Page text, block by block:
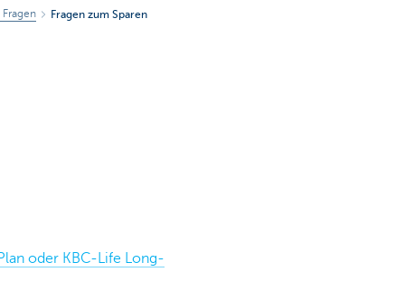
Fragen zum Sparen
oder KBC-Life Long-